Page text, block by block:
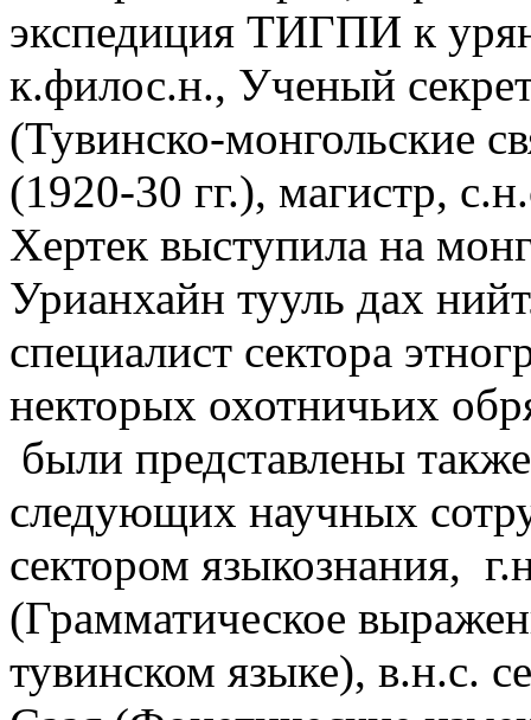
экспедиция ТИГПИ к
к.филос.н., Ученый
(Тувинско-монгольские
(1920-30 гг.), магистр,
Хертек выступила на
Урианхайн тууль дах
специалист сектора
некторых охотничьих
были представлены
следующих научных
сектором языкознания,
(Грамматическое
тувинском языке), в.н.с.